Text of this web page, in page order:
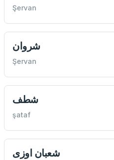
Şervan
شروان
Şervan
شطف
şataf
شعبان اوزی